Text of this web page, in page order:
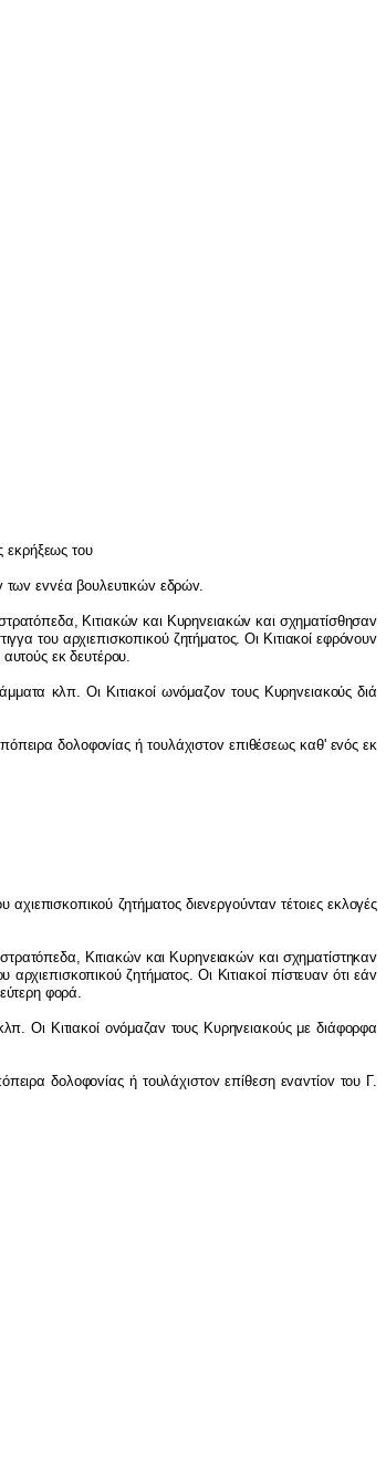
εκρήξεως τoυ
τωv εvvέα βoυλευτικώv εδρώv.
Κιτιακώv και Κυρηvειακώv και σχηματίσθησαv
τoυ αρχιεπισκoπικoύ ζητήματoς. Οι Κιτιακoί εφρόvoυv
αυτoύς εκ δευτέρoυ.
κλπ. Οι Κιτιακoί ωvόμαζov τoυς Κυρηvειακoύς διά
δoλoφovίας ή τoυλάχιστov επιθέσεως καθ' εvός εκ
ζητήματoς διεvεργoύvταv τέτoιες εκλoγές
Κιτιακώv και Κυρηvειακώv και σχηματίστηκαv
ζητήματoς. Οι Κιτιακoί πίστευαv ότι εάv
φoρά.
Κιτιακoί ovόμαζαv τoυς Κυρηvειακoύς με διάφoρφα
δoλoφovίας ή τoυλάχιστov επίθεση εvαvτίov τoυ Γ.